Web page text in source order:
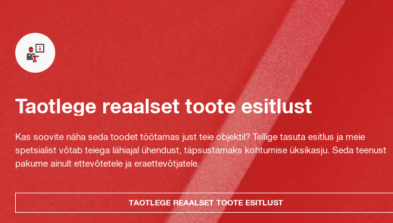
Taotlege reaalset toote esitlust
Kas soovite näha seda toodet töötamas just teie objektil? Tellige tasuta esitlus ja meie
spetsialist võtab teiega lähiajal ühendust, täpsustamaks kohtumise üksikasju. Seda teenust
pakume ainult ettevõtetele ja eraettevõtjatele.
TAOTLEGE REAALSET TOOTE ESITLUST